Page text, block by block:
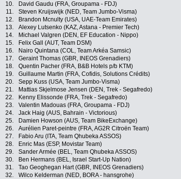
10.
David Gaudu (FRA, Groupama - FDJ)
11.
Steven Kruijswijk (NED, Team Jumbo-Visma)
12.
Brandon Mcnulty (USA, UAE-Team Emirates)
13.
Alexey Lutsenko (KAZ, Astana - Premier Tech)
14.
Michael Valgren (DEN, EF Education - Nippo)
15.
Felix Gall (AUT, Team DSM)
16.
Nairo Quintana (COL, Team Arkéa Samsic)
17.
Geraint Thomas (GBR, INEOS Grenadiers)
18.
Quentin Pacher (FRA, B&B Hotels p/b KTM)
19.
Guillaume Martin (FRA, Cofidis, Solutions Crédits)
20.
Sepp Kuss (USA, Team Jumbo-Visma)
21.
Mattias Skjelmose Jensen (DEN, Trek - Segafredo)
22.
Kenny Elissonde (FRA, Trek - Segafredo)
23.
Valentin Madouas (FRA, Groupama - FDJ)
24.
Jack Haig (AUS, Bahrain - Victorious)
25.
Damien Howson (AUS, Team BikeExchange)
26.
Aurélien Paret-peintre (FRA, AG2R Citroën Team)
27.
Fabio Aru (ITA, Team Qhubeka ASSOS)
28.
Enric Mas (ESP, Movistar Team)
29.
Sander Armée (BEL, Team Qhubeka ASSOS)
30.
Ben Hermans (BEL, Israel Start-Up Nation)
31.
Tao Geoghegan Hart (GBR, INEOS Grenadiers)
32.
Wilco Kelderman (NED, BORA - hansgrohe)
Facebook
Twitter
Newsletter: